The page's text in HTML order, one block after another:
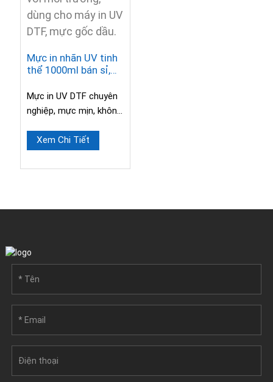
Mực in nhãn UV tinh
thể 1000ml bán sỉ,
trường, dùng cho
máy in UV DTF, mực
gốc dầu.
Mực in UV DTF chuyên
nghiệp, mực mịn, không
1L. In trực tiếp...
Xem Chi Tiết